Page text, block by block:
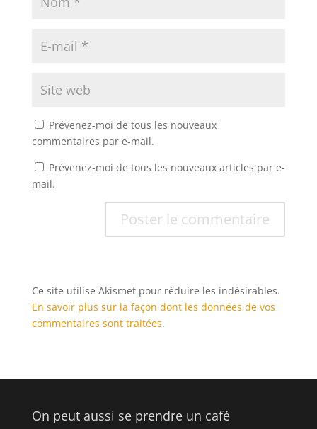
Prévenez-moi de tous les nouveaux
commentaires par e-mail.
Prévenez-moi de tous les nouveaux articles par e-
mail.
Ce site utilise Akismet pour réduire les indésirables.
En savoir plus sur la façon dont les données de vos
commentaires sont traitées.
On peut aussi se prendre un café